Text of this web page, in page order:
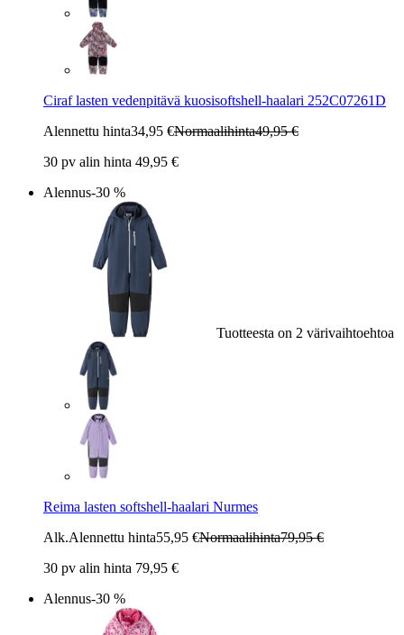
Ciraf lasten vedenpitävä kuosisoftshell-haalari 252C07261D
Alennettu hinta34,95 €Normaalihinta49,95 €
30 pv alin hinta 49,95 €
Alennus-30 %
Tuotteesta on 2 värivaihtoehtoa
Reima lasten softshell-haalari Nurmes
Alk.Alennettu hinta55,95 €Normaalihinta79,95 €
30 pv alin hinta 79,95 €
Alennus-30 %